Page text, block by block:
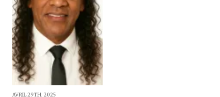
AVRIL 29TH, 2025